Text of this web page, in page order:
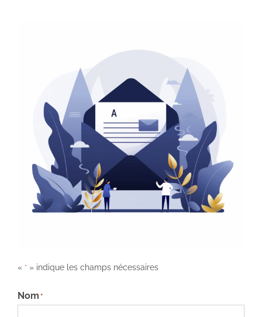
« *» indique les champs nécessaires
Nom *